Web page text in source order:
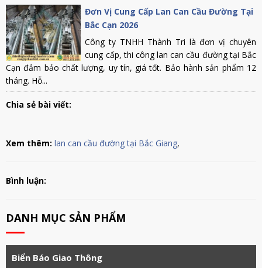
Đơn Vị Cung Cấp Lan Can Cầu Đường Tại
Bắc Cạn 2026
Công ty TNHH Thành Tri là đơn vị chuyên
cung cấp, thi công lan can cầu đường tại Bắc
Cạn đảm bảo chất lượng, uy tín, giá tốt. Bảo hành sản phẩm 12
tháng. Hỗ...
Chia sẻ bài viết:
Xem thêm: lan can cầu đường tại Bắc Giang,
Bình luận:
DANH MỤC SẢN PHẨM
Biển Báo Giao Thông